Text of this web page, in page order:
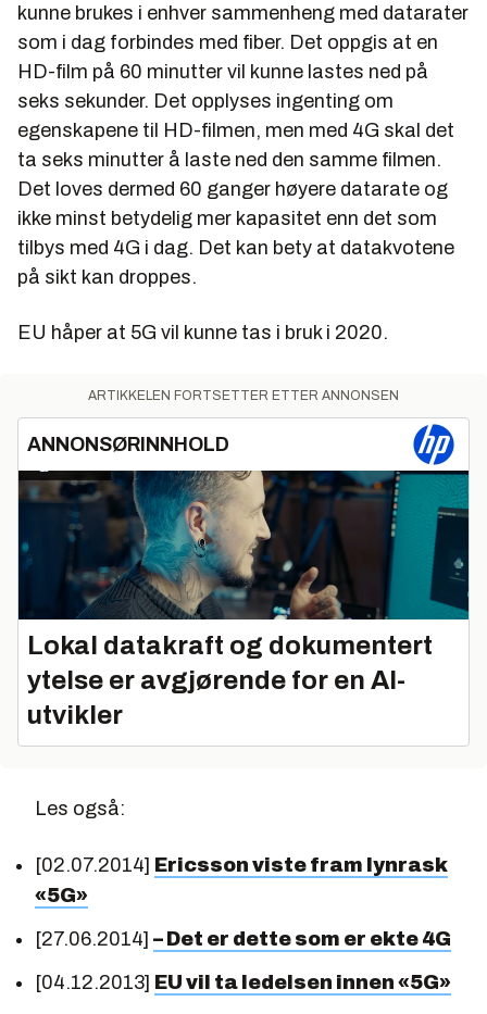
kunne brukes i enhver sammenheng med datarater
som i dag forbindes med fiber. Det oppgis at en
HD-film på 60 minutter vil kunne lastes ned på
seks sekunder. Det opplyses ingenting om
egenskapene til HD-filmen, men med 4G skal det
ta seks minutter å laste ned den samme filmen.
Det loves dermed 60 ganger høyere datarate og
ikke minst betydelig mer kapasitet enn det som
tilbys med 4G i dag. Det kan bety at datakvotene
på sikt kan droppes.
EU håper at 5G vil kunne tas i bruk i 2020.
ARTIKKELEN FORTSETTER ETTER ANNONSEN
ANNONSØRINNHOLD
Lokal datakraft og dokumentert
ytelse er avgjørende for en AI-
utvikler
Les også:
[02.07.2014] Ericsson viste fram lynrask
«5G»
[27.06.2014] – Det er dette som er ekte 4G
[04.12.2013] EU vil ta ledelsen innen «5G»